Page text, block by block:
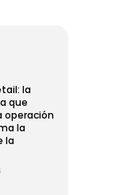
la
que
operación
la
la